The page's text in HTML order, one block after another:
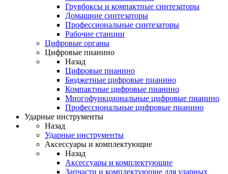
Грувбоксы и компактные синтезаторы
Домашние синтезаторы
Профессиональные синтезаторы
Рабочие станции
Цифровые органы
Цифровые пианино
Назад
Цифровые пианино
Бюджетные цифровые пианино
Компактные цифровые пианино
Многофункциональные цифровые пианино
Профессиональные цифровые пианино
Ударные инструменты
Назад
Ударные инструменты
Аксессуары и комплектующие
Назад
Аксессуары и комплектующие
Запчасти и комплектующие для ударных